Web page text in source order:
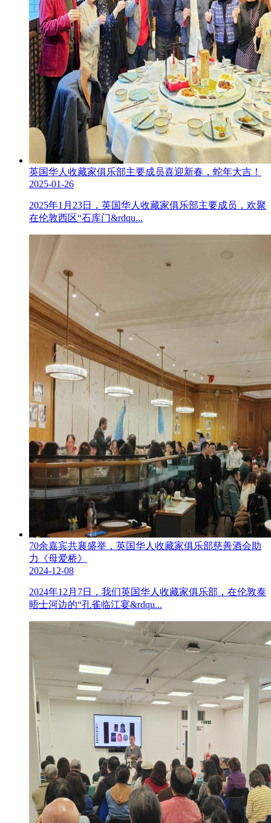
英国华人收藏家俱乐部主要成员喜迎新春，蛇年大吉！
2025-01-26
2025年1月23日，英国华人收藏家俱乐部主要成员，欢聚
在伦敦西区“石库门&rdqu...
70余嘉宾共襄盛举，英国华人收藏家俱乐部慈善酒会助
力《母爱桥》
2024-12-08
2024年12月7日，我们英国华人收藏家俱乐部，在伦敦泰
晤士河边的“孔雀临江宴&rdqu...